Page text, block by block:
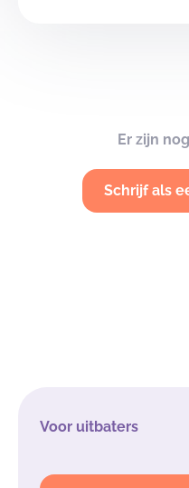
Er zijn
Schrijf als
Voor uitbaters